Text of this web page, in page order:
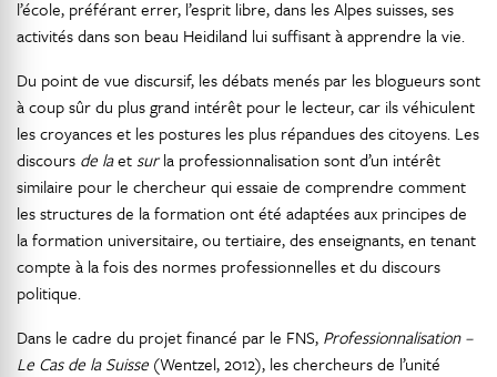
l’école, préférant errer, l’esprit libre, dans les Alpes suisses, ses
activités dans son beau Heidiland lui suffisant à apprendre la vie.
Du point de vue discursif, les débats menés par les blogueurs sont
à coup sûr du plus grand intérêt pour le lecteur, car ils véhiculent
les croyances et les postures les plus répandues des citoyens. Les
discours de laetsurla professionnalisation sont d’un intérêt
similaire pour le chercheur qui essaie de comprendre comment
les structures de la formation ont été adaptées aux principes de
la formation universitaire, ou tertiaire, des enseignants, en tenant
compte à la fois des normes professionnelles et du discours
politique.
Dans le cadre du projet financé par le FNS, Professionnalisation –
Le Cas de la Suisse (Wentzel, 2012), les chercheurs de l’unité